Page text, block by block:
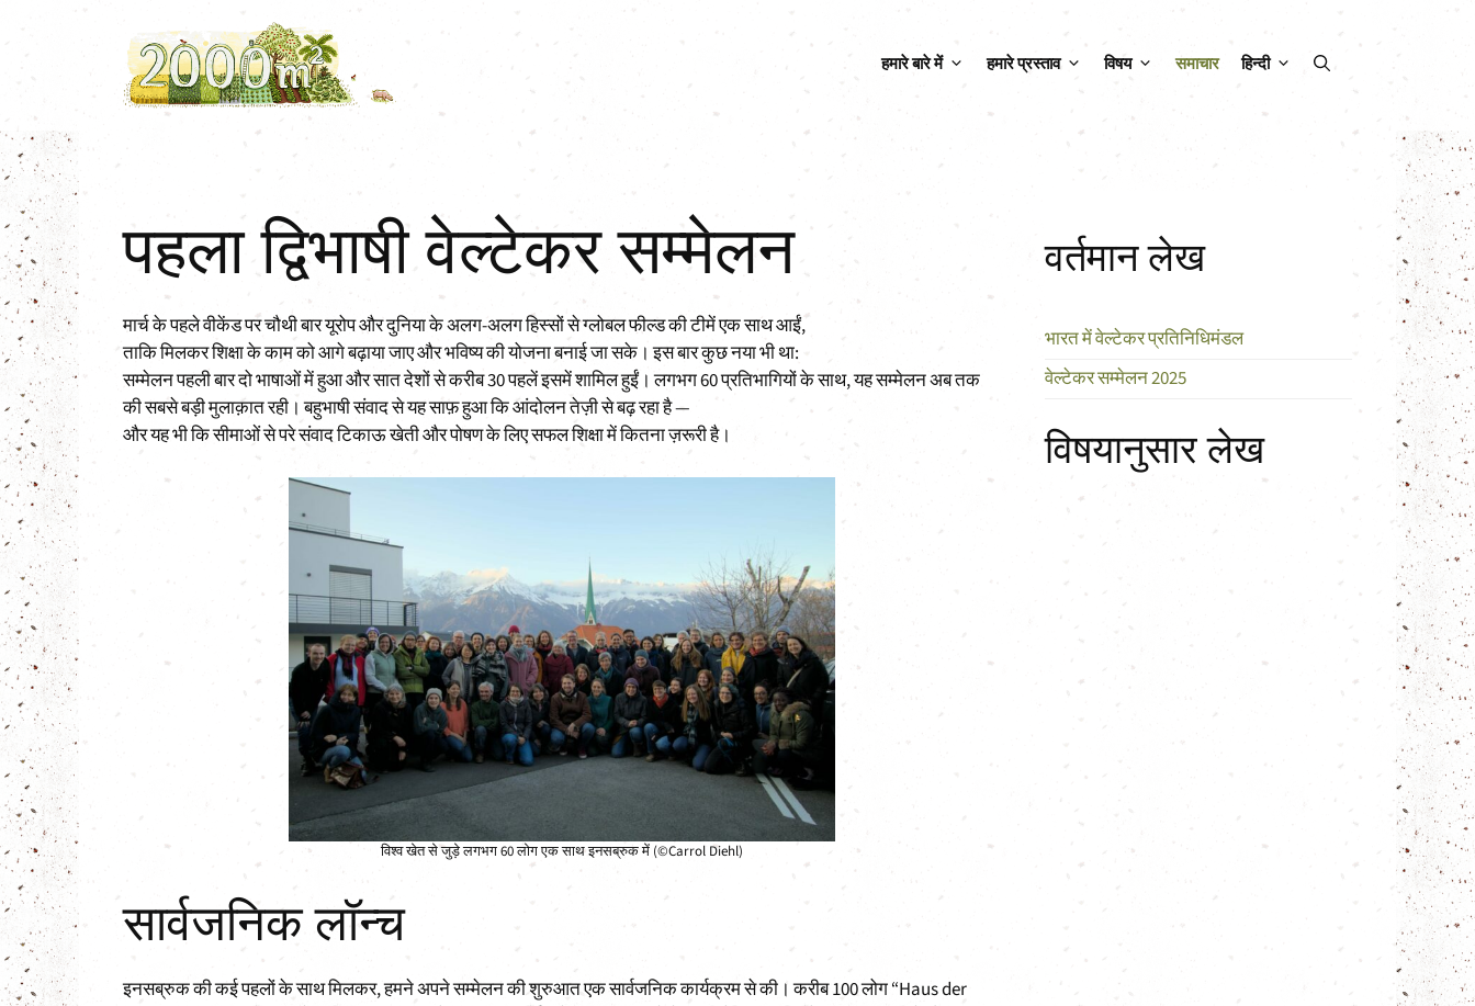
हमारे बारे में हमारे प्रस्ताव विषय समाचार हिन्दी
पहला द्विभाषी वेल्टेकर सम्मेलन
मार्च के पहले वीकेंड पर चौथी बार यूरोप और दुनिया के अलग-अलग हिस्सों से ग्लोबल फील्ड की टीमें एक साथ आईं,
ताकि मिलकर शिक्षा के काम को आगे बढ़ाया जाए और भविष्य की योजना बनाई जा सके। इस बार कुछ नया भी था:
सम्मेलन पहली बार दो भाषाओं में हुआ और सात देशों से करीब 30 पहलें इसमें शामिल हुईं। लगभग 60 प्रतिभागियों के साथ, यह सम्मेलन अब तक
की सबसे बड़ी मुलाक़ात रही। बहुभाषी संवाद से यह साफ़ हुआ कि आंदोलन तेज़ी से बढ़ रहा है —
और यह भी कि सीमाओं से परे संवाद टिकाऊ खेती और पोषण के लिए सफल शिक्षा में कितना ज़रूरी है।
विश्व खेत से जुड़े लगभग 60 लोग एक साथ इनसब्रुक में (©Carrol Diehl)
सार्वजनिक लॉन्च
इनसब्रुक की कई पहलों के साथ मिलकर, हमने अपने सम्मेलन की शुरुआत एक सार्वजनिक कार्यक्रम से की। करीब 100 लोग “Haus der
वर्तमान लेख
भारत में वेल्टेकर प्रतिनिधिमंडल
वेल्टेकर सम्मेलन 2025
विषयानुसार लेख